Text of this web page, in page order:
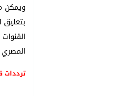
ترددات